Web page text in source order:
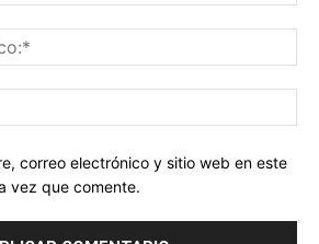
correo electrónico y sitio web en este
vez que comente.